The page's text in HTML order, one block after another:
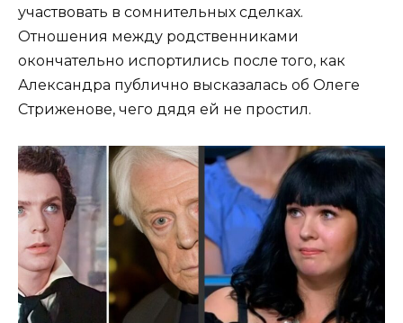
участвовать в сомнительных сделках.
Отношения между родственниками
окончательно испортились после того, как
Александра публично высказалась об Олеге
Стриженове, чего дядя ей не простил.